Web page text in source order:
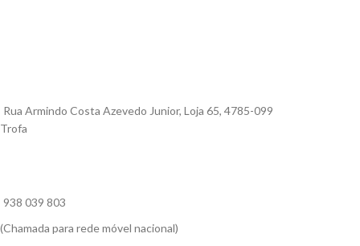
Rua Armindo Costa Azevedo Junior, Loja 65, 4785-099
Trofa
938 039 803
(Chamada para rede móvel nacional)